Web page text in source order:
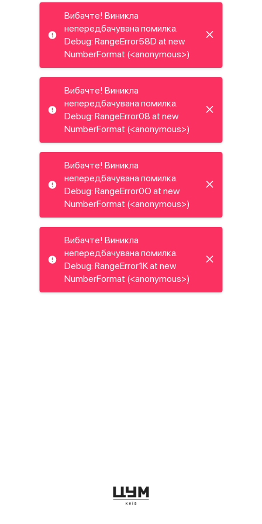
Вибачте! Виникла
непередбачувана помилка.
Debug: RangeError58D at new
NumberFormat (<anonymous>)
Вибачте! Виникла
непередбачувана помилка.
Debug: RangeError08 at new
NumberFormat (<anonymous>)
Вибачте! Виникла
непередбачувана помилка.
Debug: RangeError0O at new
NumberFormat (<anonymous>)
Вибачте! Виникла
непередбачувана помилка.
Debug: RangeError1K at new
NumberFormat (<anonymous>)